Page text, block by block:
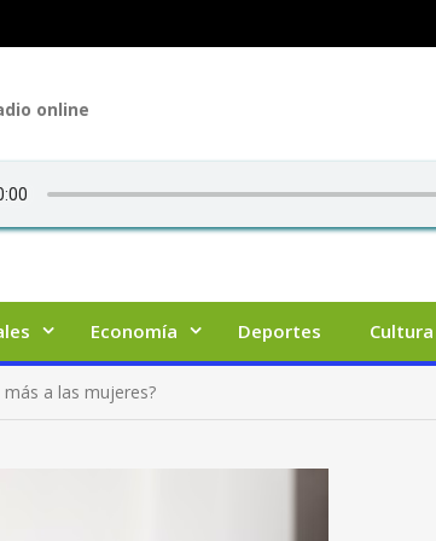
online
Economía Deportes Cultura
a las mujeres?